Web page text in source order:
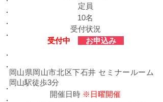
定員
10名
受付状況
​受付中
お申込み
岡山県岡山市北区下石井 セミナールーム
岡山駅徒歩3分
​開催日時 ※日曜開催